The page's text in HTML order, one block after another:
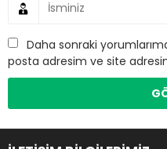
Daha sonraki
posta adresim ve site